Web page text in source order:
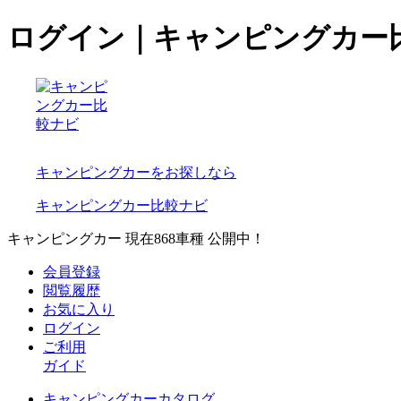
ログイン｜キャンピングカー
キャンピングカーをお探しなら
キャンピングカー比較ナビ
キャンピングカー 現在868車種 公開中！
会員登録
閲覧履歴
お気に入り
ログイン
ご利用
ガイド